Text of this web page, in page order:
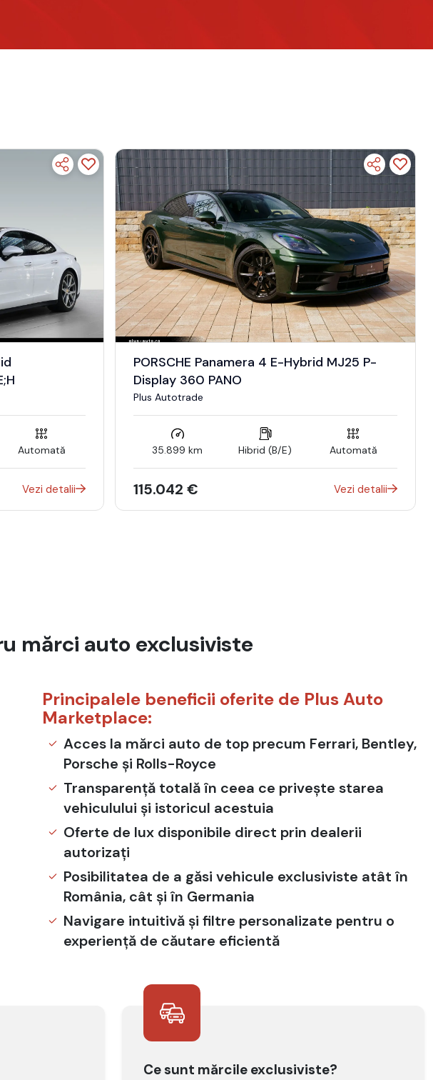
Automată
Vezi detalii
PORSCHE Panamera 4 E-Hybrid MJ25 P-
Display 360 PANO
Plus Autotrade
35.899 km Hibrid (B/E) Automată
115.042 € Vezi detalii
mărci auto exclusiviste
Principalele beneficii oferite de Plus Auto
Marketplace:
Acces la mărci auto de top precum Ferrari, Bentley,
Porsche și Rolls-Royce
Transparență totală în ceea ce privește starea
vehiculului și istoricul acestuia
Oferte de lux disponibile direct prin dealerii
autorizați
Posibilitatea de a găsi vehicule exclusiviste atât în
România, cât și în Germania
Navigare intuitivă și filtre personalizate pentru o
experiență de căutare eficientă
Ce sunt mărcile exclusiviste?